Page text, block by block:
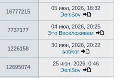
16777215
05 июл, 2026, 18:32
DeniSov
7737177
04 июл, 2026, 20:25
Это Веселоживем
1226158
30 июн, 2026, 20:22
sobkor
12695074
25 июн, 2026, 0:46
DeniSov